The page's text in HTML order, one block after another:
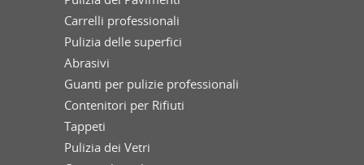
Carrelli professionali
Pulizia delle superfici
Abrasivi
Guanti per pulizie professionali
Contenitori per Rifiuti
Tappeti
Pulizia dei Vetri